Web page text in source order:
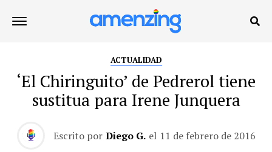
ACTUALIDAD
‘El Chiringuito’ de Pedrerol tiene
sustitua para Irene Junquera
Escrito por Diego G. el 11 de febrero de 2016